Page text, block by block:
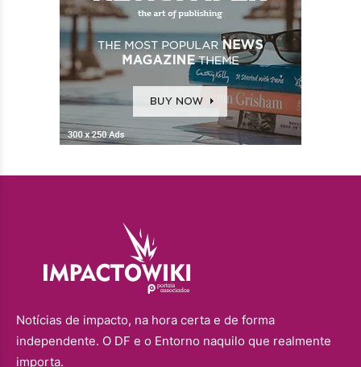
Notícias de impacto, na hora certa e de forma
independente. O DF e o Entorno naquilo que realmente
importa.